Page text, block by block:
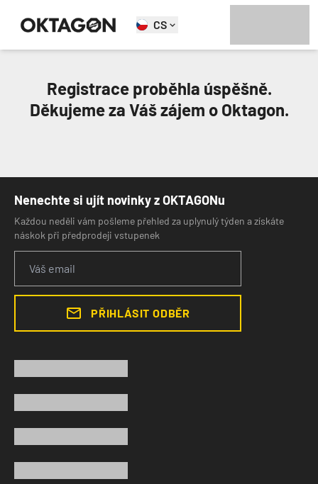
CS
Registrace proběhla úspěšně.
Děkujeme za Váš zájem o Oktagon.
Nenechte si ujít novinky z OKTAGONu
Každou neděli vám pošleme přehled za uplynulý týden a získáte
náskok při předprodeji vstupenek
PŘIHLÁSIT ODBĚR